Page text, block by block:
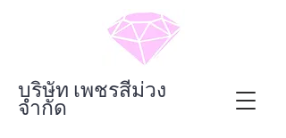
บริษัท เพชรสีม่วง
จำกัด